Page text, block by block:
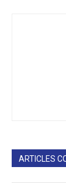
ARTICLES